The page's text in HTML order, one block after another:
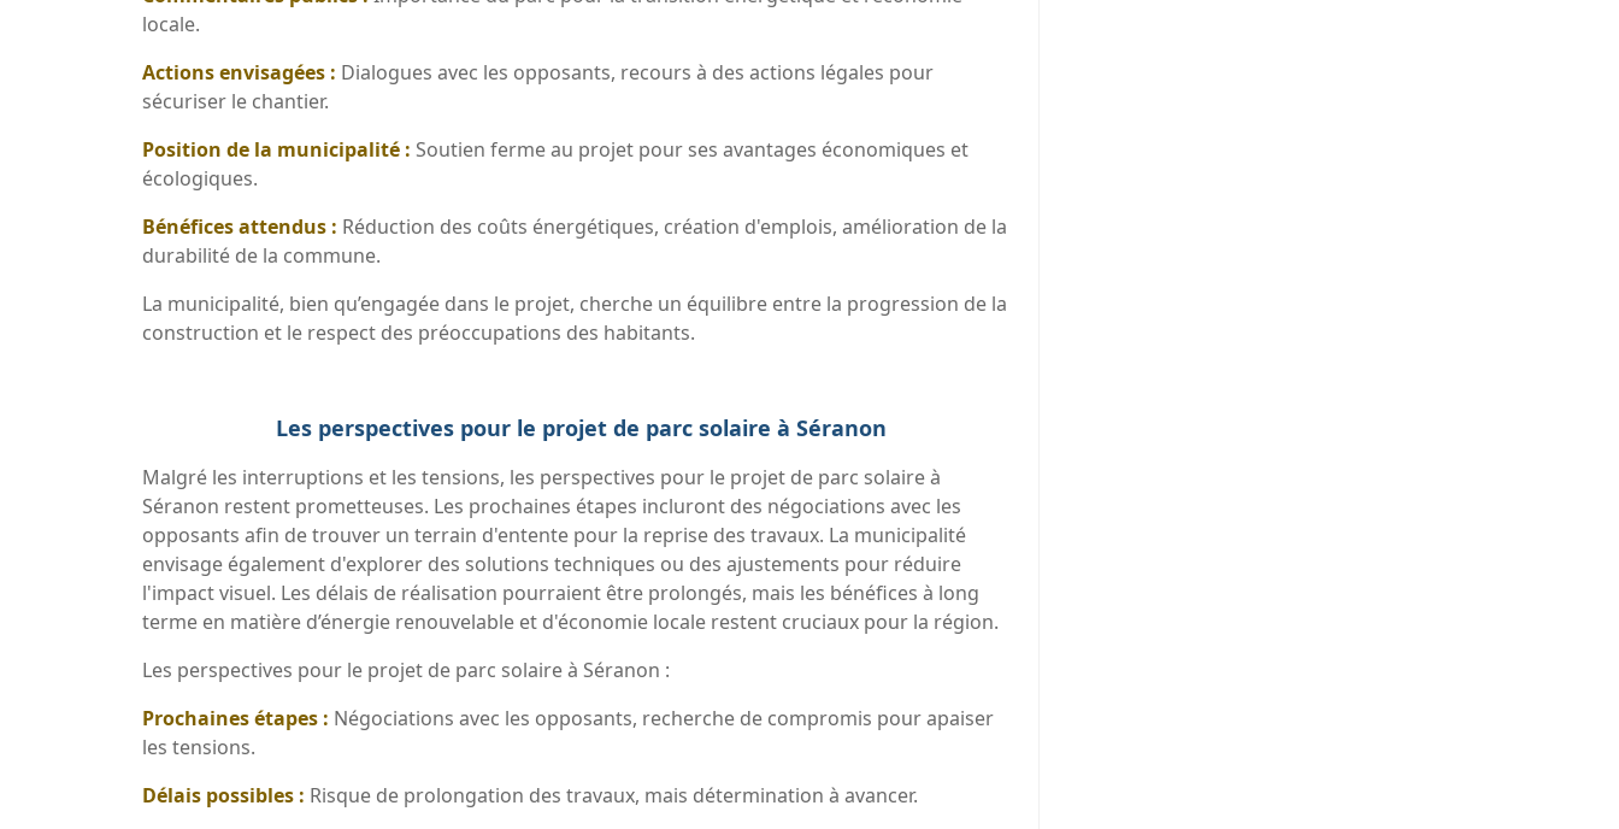
locale.
Actions envisagées : Dialogues avec les opposants, recours à des actions légales pour
sécuriser le chantier.
Position de la municipalité : Soutien ferme au projet pour ses avantages économiques et
écologiques.
Bénéfices attendus : Réduction des coûts énergétiques, création d'emplois, amélioration de la
durabilité de la commune.
La municipalité, bien qu’engagée dans le projet, cherche un équilibre entre la progression de la
construction et le respect des préoccupations des habitants.
Les perspectives pour le projet de parc solaire à Séranon
Malgré les interruptions et les tensions, les perspectives pour le projet de parc solaire à
Séranon restent prometteuses. Les prochaines étapes incluront des négociations avec les
opposants afin de trouver un terrain d'entente pour la reprise des travaux. La municipalité
envisage également d'explorer des solutions techniques ou des ajustements pour réduire
l'impact visuel. Les délais de réalisation pourraient être prolongés, mais les bénéfices à long
terme en matière d’énergie renouvelable et d'économie locale restent cruciaux pour la région.
Les perspectives pour le projet de parc solaire à Séranon :
Prochaines étapes : Négociations avec les opposants, recherche de compromis pour apaiser
les tensions.
Délais possibles : Risque de prolongation des travaux, mais détermination à avancer.